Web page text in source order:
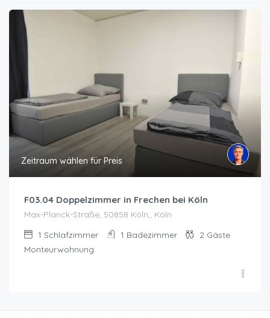
Zeitraum wählen für Preis
F03.04 Doppelzimmer in Frechen bei Köln
Max-Planck-Straße, 50858 Köln,, Köln
1 Schlafzimmer 1 Badezimmer 2 Gäste
Monteurwohnung